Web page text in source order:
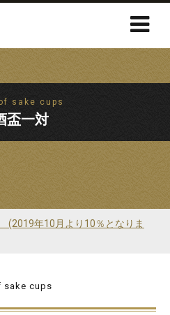
sake cups
盃一対
年10月より10％となりま
sake cups